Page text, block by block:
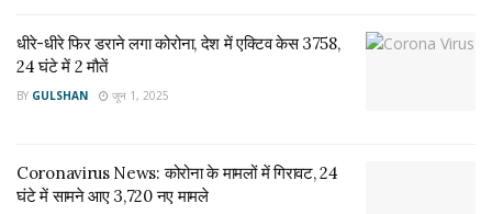
धीरे-धीरे फिर डराने लगा कोरोना, देश में एक्टिव केस 3758,
24 घंटे में 2 मौतें
BY GULSHAN जून 1, 2025
Coronavirus News: कोरोना के मामलों में गिरावट, 24
घंटे में सामने आए 3,720 नए मामले